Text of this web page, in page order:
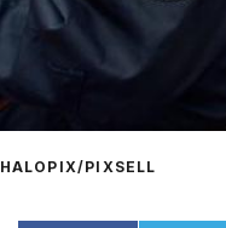
HALOPIX/PIXSELL